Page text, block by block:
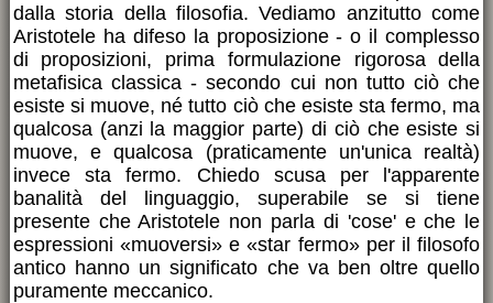
dalla storia della filosofia. Vediamo anzitutto come
Aristotele ha difeso la proposizione - o il complesso
di proposizioni, prima formulazione rigorosa della
metafisica classica - secondo cui non tutto ciò che
esiste si muove, né tutto ciò che esiste sta fermo, ma
qualcosa (anzi la maggior parte) di ciò che esiste si
muove, e qualcosa (praticamente un'unica realtà)
invece sta fermo. Chiedo scusa per l'apparente
banalità del linguaggio, superabile se si tiene
presente che Aristotele non parla di 'cose' e che le
espressioni «muoversi» e «star fermo» per il filosofo
antico hanno un significato che va ben oltre quello
puramente meccanico.